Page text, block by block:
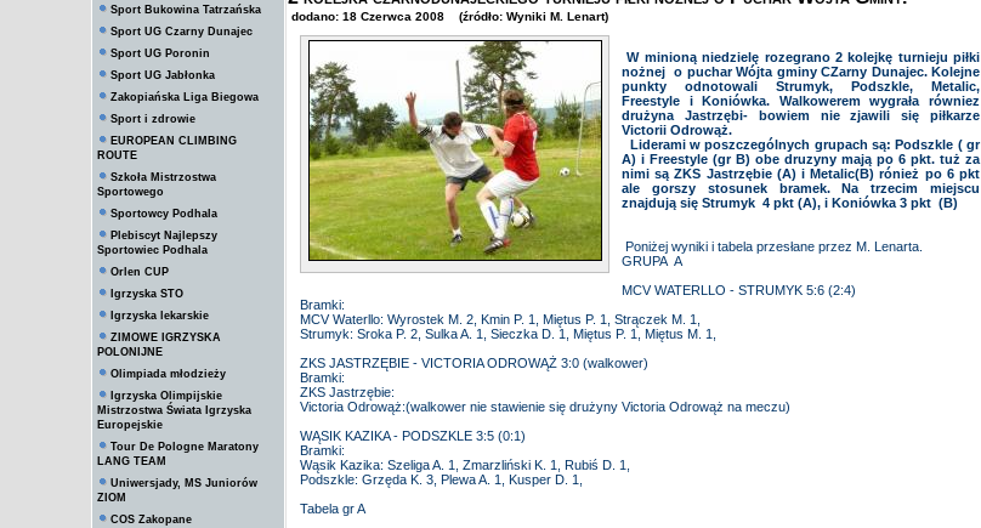
Sport Bukowina Tatrzańska
Sport UG Czarny Dunajec
Sport UG Poronin
Sport UG Jabłonka
Zakopiańska Liga Biegowa
Sport i zdrowie
EUROPEAN CLIMBING
ROUTE
Szkoła Mistrzostwa
Sportowego
Sportowcy Podhala
Plebiscyt Najlepszy
Sportowiec Podhala
Orlen CUP
Igrzyska STO
Igrzyska lekarskie
ZIMOWE IGRZYSKA
POLONIJNE
Olimpiada młodzieży
Igrzyska Olimpijskie
Mistrzostwa Świata Igrzyska
Europejskie
Tour De Pologne Maratony
LANG TEAM
Uniwersjady, MS Juniorów
ZIOM
COS Zakopane
dodano: 18 Czerwca 2008 (źródło: Wyniki M. Lenart)
W minioną niedzielę rozegrano 2 kolejkę turnieju piłki
nożnej o puchar Wójta gminy CZarny Dunajec. Kolejne
punkty odnotowali Strumyk, Podszkle, Metalic,
Freestyle i Koniówka. Walkowerem wygrała równiez
drużyna Jastrzębi- bowiem nie zjawili się piłkarze
Victorii Odrowąż.
Liderami w poszczególnych grupach są: Podszkle ( gr
A) i Freestyle (gr B) obe druzyny mają po 6 pkt. tuż za
nimi są ZKS Jastrzębie (A) i Metalic(B) rónież po 6 pkt
ale gorszy stosunek bramek. Na trzecim miejscu
znajdują się Strumyk 4 pkt (A), i Koniówka 3 pkt (B)
Poniżej wyniki i tabela przesłane przez M. Lenarta.
GRUPA A
MCV WATERLLO - STRUMYK 5:6 (2:4)
Bramki:
MCV Waterllo: Wyrostek M. 2, Kmin P. 1, Miętus P. 1, Strączek M. 1,
Strumyk: Sroka P. 2, Sulka A. 1, Sieczka D. 1, Miętus P. 1, Miętus M. 1,
ZKS JASTRZĘBIE - VICTORIA ODROWĄŻ 3:0 (walkower)
Bramki:
ZKS Jastrzębie:
Victoria Odrowąż:(walkower nie stawienie się drużyny Victoria Odrowąż na meczu)
WĄSIK KAZIKA - PODSZKLE 3:5 (0:1)
Bramki:
Wąsik Kazika: Szeliga A. 1, Zmarzliński K. 1, Rubiś D. 1,
Podszkle: Grzęda K. 3, Plewa A. 1, Kusper D. 1,
Tabela gr A